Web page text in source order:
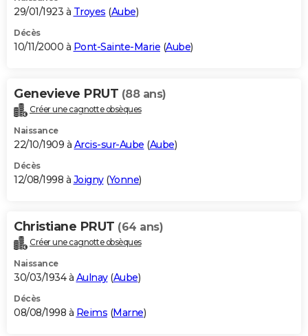
29/01/1923 à Troyes (Aube)
Décès
10/11/2000 à Pont-Sainte-Marie (Aube)
Genevieve PRUT (88 ans)
Créer une cagnotte obsèques
Naissance
22/10/1909 à Arcis-sur-Aube (Aube)
Décès
12/08/1998 à Joigny(Yonne)
Christiane PRUT (64 ans)
Créer une cagnotte obsèques
Naissance
30/03/1934 à Aulnay(Aube)
Décès
08/08/1998 à Reims (Marne)